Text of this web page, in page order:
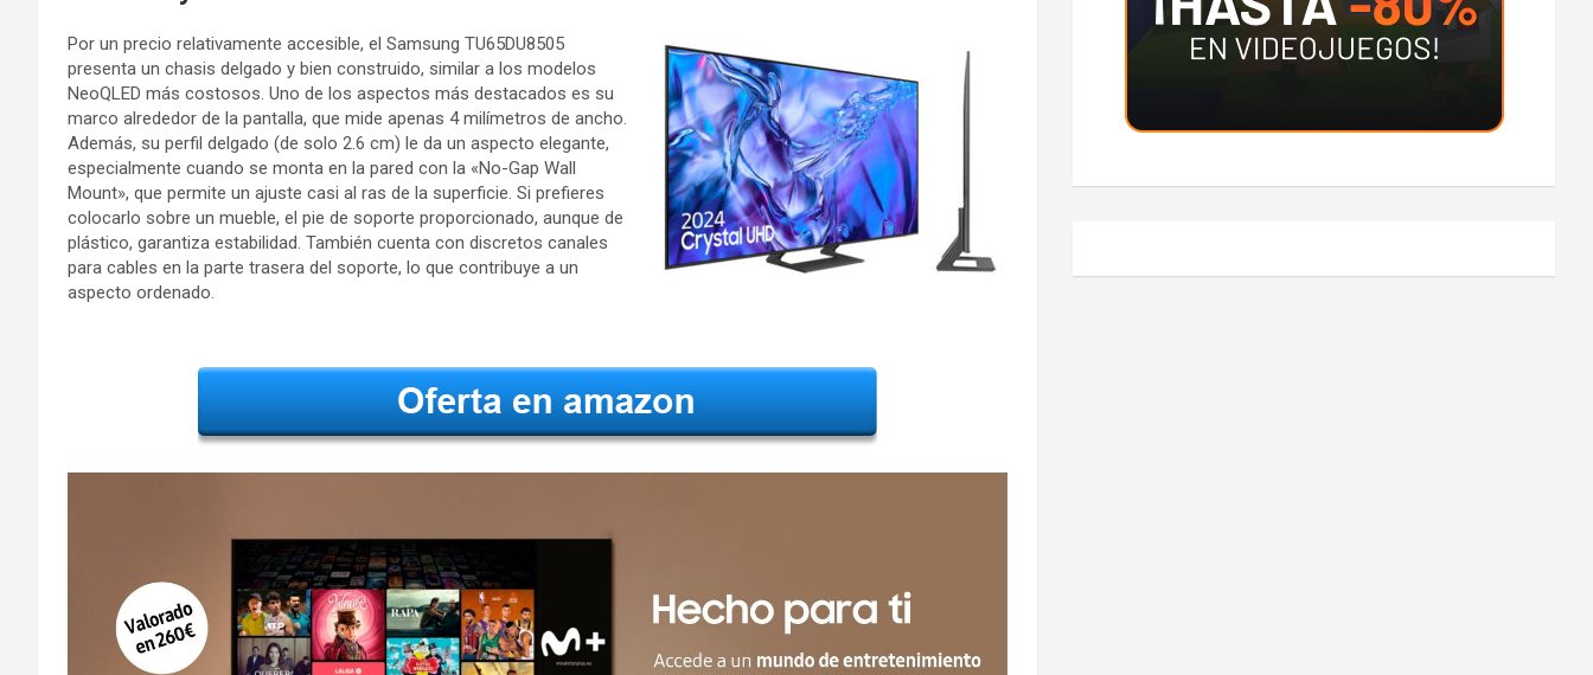
Por un precio relativamente accesible, el Samsung TU65DU8505
presenta un chasis delgado y bien construido, similar a los modelos
NeoQLED más costosos. Uno de los aspectos más destacados es su
marco alrededor de la pantalla, que mide apenas 4 milímetros de ancho.
Además, su perfil delgado (de solo 2.6 cm) le da un aspecto elegante,
especialmente cuando se monta en la pared con la «No-Gap Wall
Mount», que permite un ajuste casi al ras de la superficie. Si prefieres
colocarlo sobre un mueble, el pie de soporte proporcionado, aunque de
plástico, garantiza estabilidad. También cuenta con discretos canales
para cables en la parte trasera del soporte, lo que contribuye a un
aspecto ordenado.